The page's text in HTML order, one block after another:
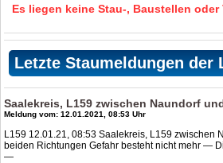
Es liegen keine Stau-, Baustellen oder
Letzte Staumeldungen der
Saalekreis, L159 zwischen Naundorf
Meldung vom: 12.01.2021, 08:53 Uhr
L159 12.01.21, 08:53 Saalekreis, L159 zwischen
beiden Richtungen Gefahr besteht nicht mehr —
—